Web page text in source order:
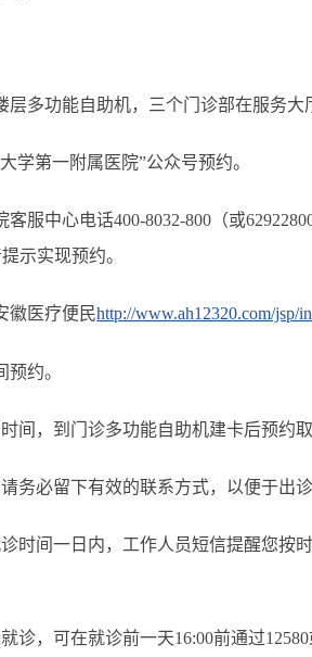
层多功能自助机，三个门诊部在服务大
学第一附属医院”公众号预约。
服中心电话400-8032-800（或
示实现预约。
徽医疗便民http://www.ah12320.com/jsp/
约。
间，到门诊多功能自助机建卡后预约
务必留下有效的联系方式，以便于出
时间一日内，工作人员短信提醒您按
诊，可在就诊前一天16:00前通过